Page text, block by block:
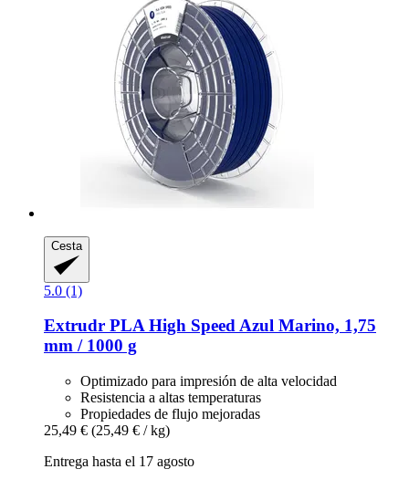
Cesta
5.0 (1)
Extrudr PLA High Speed Azul Marino, 1,75
mm / 1000 g
Optimizado para impresión de alta velocidad
Resistencia a altas temperaturas
Propiedades de flujo mejoradas
25,49 € (25,49 € / kg)
Entrega hasta el 17 agosto